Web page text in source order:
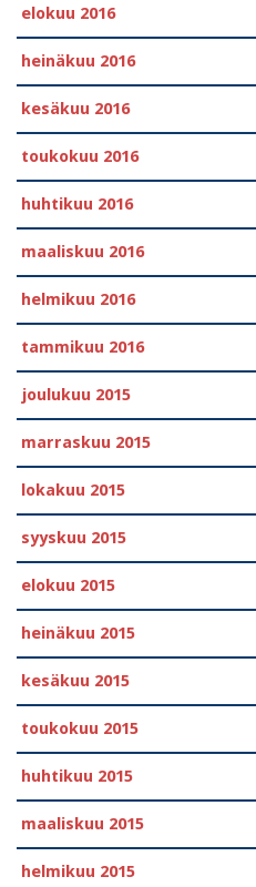
elokuu 2016
heinäkuu 2016
kesäkuu 2016
toukokuu 2016
huhtikuu 2016
maaliskuu 2016
helmikuu 2016
tammikuu 2016
joulukuu 2015
marraskuu 2015
lokakuu 2015
syyskuu 2015
elokuu 2015
heinäkuu 2015
kesäkuu 2015
toukokuu 2015
huhtikuu 2015
maaliskuu 2015
helmikuu 2015